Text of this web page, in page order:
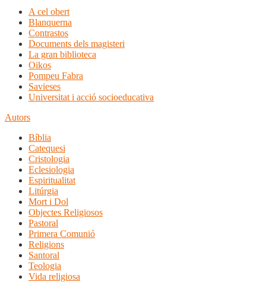
A cel obert
Blanquerna
Contrastos
Documents dels magisteri
La gran biblioteca
Oikos
Pompeu Fabra
Savieses
Universitat i acció socioeducativa
Autors
Bíblia
Catequesi
Cristologia
Eclesiologia
Espiritualitat
Litúrgia
Mort i Dol
Objectes Religiosos
Pastoral
Primera Comunió
Religions
Santoral
Teologia
Vida religiosa